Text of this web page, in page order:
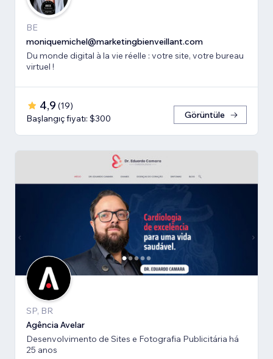
BE
moniquemichel@marketingbienveillant.com
Du monde digital à la vie réelle : votre site, votre bureau
virtuel !
4,9 (19)
Başlangıç fiyatı: $300
Görüntüle
SP, BR
Agência Avelar
Desenvolvimento de Sites e Fotografia Publicitária há
25 anos